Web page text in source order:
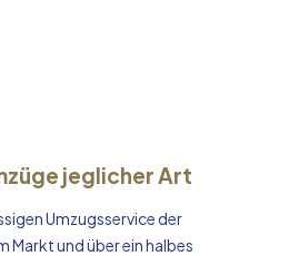
jeglicher Art
Umzugsservice der
Markt und über ein halbes